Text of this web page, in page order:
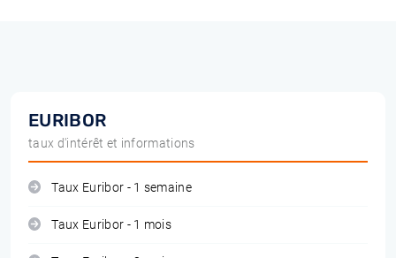
EURIBOR
taux d'intérêt et informations
Taux Euribor - 1 semaine
Taux Euribor - 1 mois